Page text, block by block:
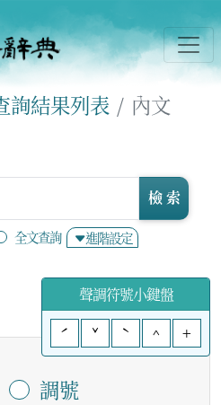
詢結果列表 內文
全文查詢 進階設定
檢 索
聲調符號小鍵盤
ˊ
ˇ ˋ ^ +
調號